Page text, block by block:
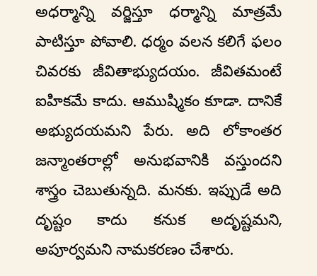
అధర్మాన్ని వర్జిస్తూ ధర్మాన్ని మాత్రమే
పాటిస్తూ పోవాలి. ధర్మం వలన కలిగే ఫలం
చివరకు జీవితాభ్యుదయం. జీవితమంటే
ఐహికమే కాదు. ఆముష్మికం కూడా. దానికే
అభ్యుదయమని పేరు. అది లోకాంతర
జన్మాంతరాల్లో అనుభవానికి వస్తుందని
శాస్త్రం చెబుతున్నది. మనకు. ఇప్పుడే అది
దృష్టం కాదు కనుక అదృష్టమని,
అపూర్వమని నామకరణం చేశారు.